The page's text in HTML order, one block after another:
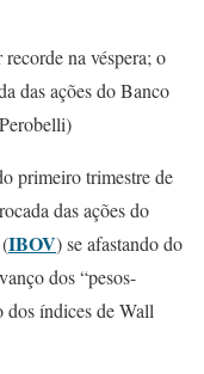
na véspera; o
das ações do Banco
primeiro trimestre de
das ações do
(IBOV) se afastando do
dos “pesos-
dos índices de Wall